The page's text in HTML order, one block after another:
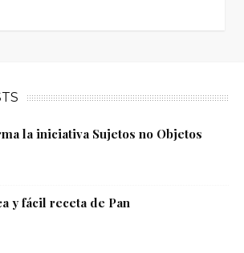
la iniciativa Sujetos no Objetos
y fácil receta de Pan